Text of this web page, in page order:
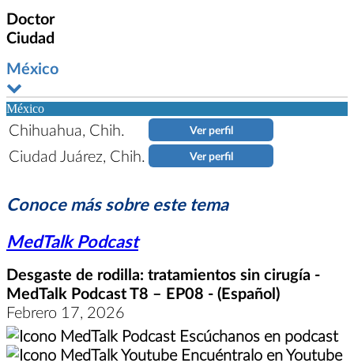
Doctor
Ciudad
México
México
Chihuahua, Chih. Ver perfil
Ciudad Juárez, Chih. Ver perfil
Conoce más sobre este tema
MedTalk Podcast
Desgaste de rodilla: tratamientos sin cirugía -
MedTalk Podcast T8 – EP08 - (Español)
Febrero 17, 2026
Escúchanos en podcast
Encuéntralo en Youtube